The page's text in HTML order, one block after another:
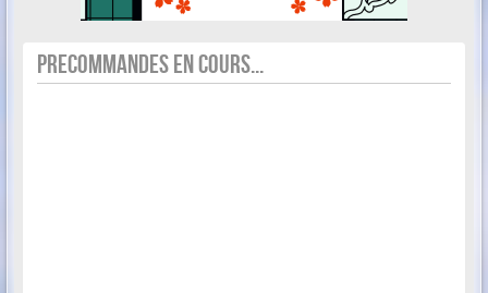
PRECOMMANDES EN COURS...